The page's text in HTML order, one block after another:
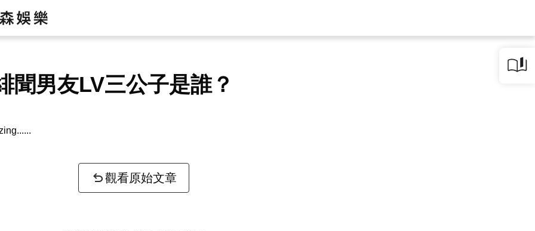
聞男友LV三公子是誰？
觀看原始文章